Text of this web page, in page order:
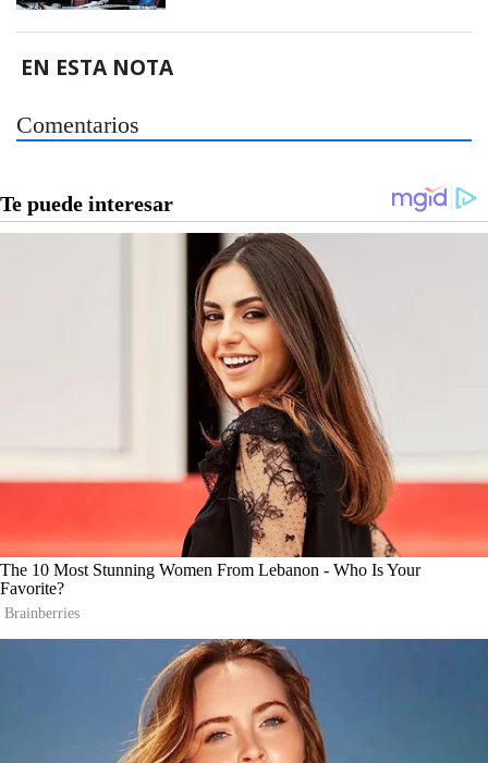
EN ESTA NOTA
Comentarios